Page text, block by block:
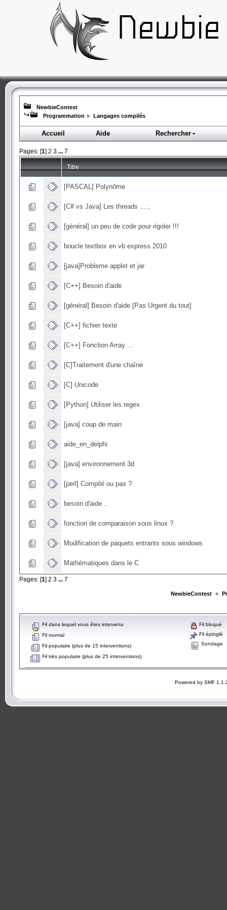
NewbieContest
Programmation » Langages compilés
Accueil Aide Rechercher
Pages: [1] 2 3 ... 7
Titre
[PASCAL] Polynôme
[C# vs Java] Les threads ....;
[général] un peu de code pour rigoler !!!
boucle textbox en vb express 2010
[java]Probleme applet et jar
[C++] Besoin d'aide
[général] Besoin d'aide [Pas Urgent du tout]
[C++] fichier texte
[C++] Fonction Array ...
[C]Traitement d'une chaîne
[C] Unicode
[Python] Utiliser les regex
[java] coup de main
aide_en_delphi
[java] environnement 3d
[perl] Compilé ou pas ?
besoin d'aide ..
fonction de comparaison sous linux ?
Modification de paquets entrants sous windows
Mathématiques dans le C
Pages: [1] 2 3 ... 7
NewbieContest »
Fil dans lequel vous êtes intervenu
Fil normal
Fil populaire (plus de 15 interventions)
Fil très populaire (plus de 25 interventions)
Fil bloqué
Fil épinglé
Sondage
Powered by SMF